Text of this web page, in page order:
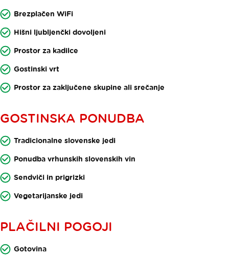
Brezplačen WiFi
Hišni ljubljenčki dovoljeni
Prostor za kadilce
Gostinski vrt
Prostor za zaključene skupine ali srečanje
GOSTINSKA PONUDBA
Tradicionalne slovenske jedi
Ponudba vrhunskih slovenskih vin
Sendviči in prigrizki
Vegetarijanske jedi
PLAČILNI POGOJI
Gotovina